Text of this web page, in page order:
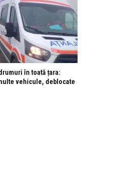
în toată țara:
vehicule, deblocate